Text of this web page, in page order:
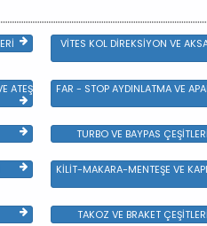
VİTES KOL DİREKSİYON VE
ATEŞLEME GRBFAR - STOP AYDINLATMA VE
TURBO VE BAYPAS ÇEŞİTLERİ
KİLİT-MAKARA-MENTEŞE VE
TAKOZ VE BRAKET ÇEŞİTLERİ